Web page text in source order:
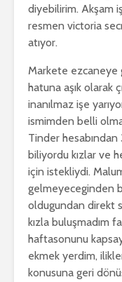
diyebilirim. Akşam
resmen victoria
atıyor.
Markete ezcaneye
hatuna aşık olarak
inanılmaz işe
ismimden belli
Tinder hesabından
biliyordu kızlar ve
için istekliydi.
gelmeyeceginden
oldugundan direkt
kızla buluşmadım
haftasonunu
ekmek yerdim,
konusuna geri